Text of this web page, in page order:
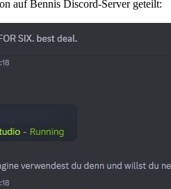
auf Bennis Discord-Server geteilt: